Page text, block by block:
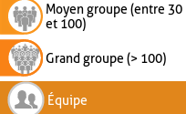
Moyen groupe (entre 30
et 100)
Grand groupe (> 100)
Équipe